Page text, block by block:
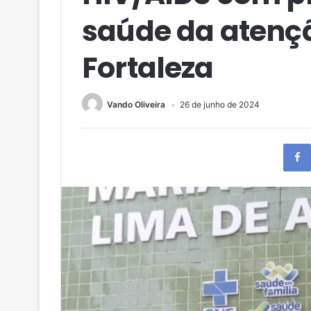
saúde da
Fortaleza
Vando Oliveira 26 de junho de 2024